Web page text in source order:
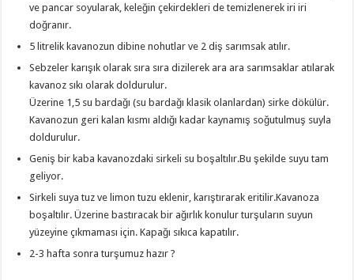
ve pancar soyularak, keleğin çekirdekleri de temizlenerek iri iri
doğranır.
5 litrelik kavanozun dibine nohutlar ve 2 diş sarımsak atılır.
Sebzeler karışık olarak sıra sıra dizilerek ara ara sarımsaklar atılarak
kavanoz sıkı olarak doldurulur.
Üzerine 1,5 su bardağı (su bardağı klasik olanlardan) sirke dökülür.
Kavanozun geri kalan kısmı aldığı kadar kaynamış soğutulmuş suyla
doldurulur.
Geniş bir kaba kavanozdaki sirkeli su boşaltılır.Bu şekilde suyu tam
geliyor.
Sirkeli suya tuz ve limon tuzu eklenir, karıştırarak eritilir.Kavanoza
boşaltılır. Üzerine bastıracak bir ağırlık konulur turşuların suyun
yüzeyine çıkmaması için. Kapağı sıkıca kapatılır.
2-3 hafta sonra turşumuz hazır ?